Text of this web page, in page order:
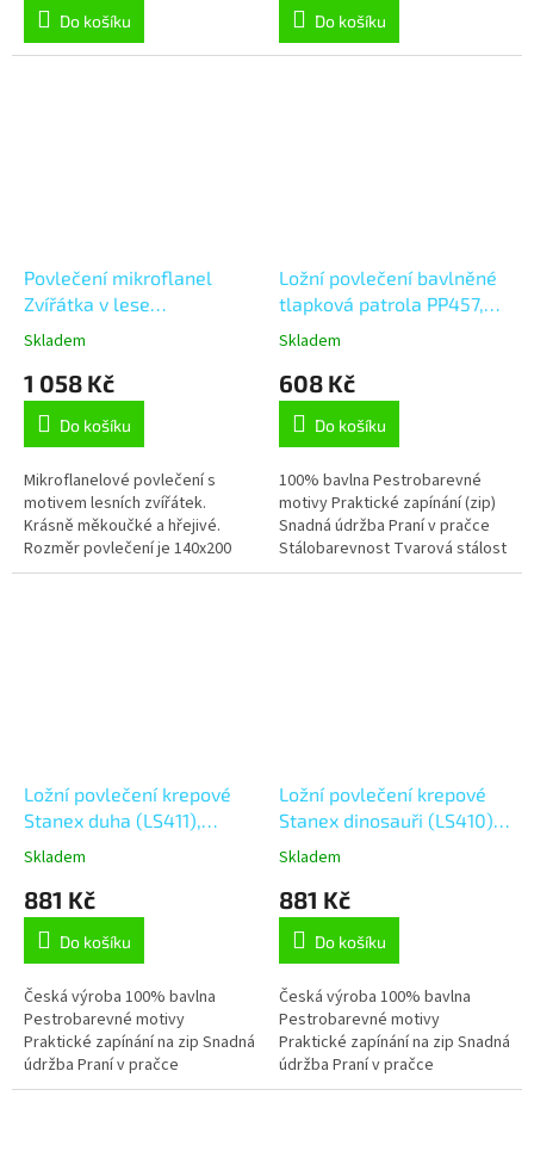
Do košíku Do košíku
Povlečení mikroflanel
Zvířátka v lese
Vícebarevná 140x200,
Skladem
1 058 Kč
Do košíku
Mikroflanelové povlečení s
motivem lesních zvířátek.
Krásně měkoučké a hřejivé.
Rozměr povlečení je 140x200
70x90 cm.
Ložní povlečení bavlněné
tlapková patrola PP457,
modrá 140 x 200 + 90 x
Skladem
608 Kč
Do košíku
100% bavlna Pestrobarevné
motivy Praktické zapínání (zip)
Snadná údržba Praní v pračce
Stálobarevnost Tvarová stálost
Ložní povlečení krepové
Stanex duha (LS411),
modrá;bílá;růžová;oranžová;černá
Skladem
881 Kč
Do košíku
Česká výroba 100% bavlna
Pestrobarevné motivy
Praktické zapínání na zip Snadná
údržba Praní v pračce
Stálobarevnost Tvarová stálost
Ložní povlečení krepové
Stanex dinosauři (LS410),
Skladem
881 Kč
Do košíku
Česká výroba 100% bavlna
Pestrobarevné motivy
Praktické zapínání na zip Snadná
údržba Praní v pračce
Stálobarevnost Tvarová stálost